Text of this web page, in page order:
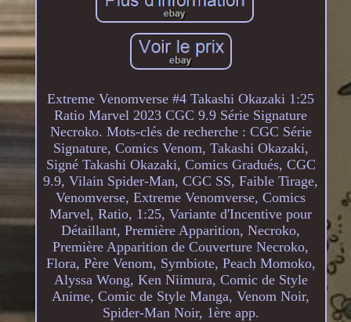
Extreme Venomverse #4 Takashi Okazaki 1:25
Ratio Marvel 2023 CGC 9.9 Série Signature
Necroko. Mots-clés de recherche : CGC Série
Signature, Comics Venom, Takashi Okazaki,
Signé Takashi Okazaki, Comics Gradués, CGC
9.9, Vilain Spider-Man, CGC SS, Faible Tirage,
Venomverse, Extreme Venomverse, Comics
Marvel, Ratio, 1:25, Variante d'Incentive pour
Détaillant, Première Apparition, Necroko,
Première Apparition de Couverture Necroko,
Flora, Père Venom, Symbiote, Peach Momoko,
Alyssa Wong, Ken Niimura, Comic de Style
Anime, Comic de Style Manga, Venom Noir,
Spider-Man Noir, 1ère app.